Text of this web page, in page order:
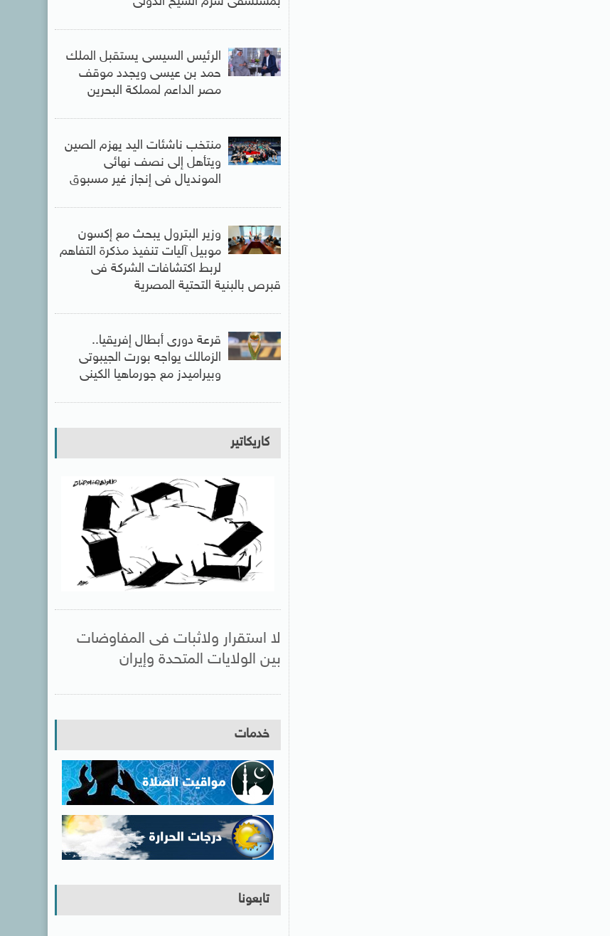
الرئيس السيسى يستقبل الملك
حمد بن عيسى ويجدد موقف
مصر الداعم لمملكة البحرين
منتخب ناشئات اليد يهزم الصين
ويتأهل إلى نصف نهائى
المونديال فى إنجاز غير مسبوق
وزير البترول يبحث مع إكسون
موبيل آليات تنفيذ مذكرة التفاهم
لربط اكتشافات الشركة فى
قبرص بالبنية التحتية المصرية
قرعة دورى أبطال إفريقيا..
الزمالك يواجه بورت الجيبوتى
وبيراميدز مع جورماهيا الكينى
كاريكاتير
لا استقرار ولاثبات فى المفاوضات
بين الولايات المتحدة وإيران
خدمات
تابعونا